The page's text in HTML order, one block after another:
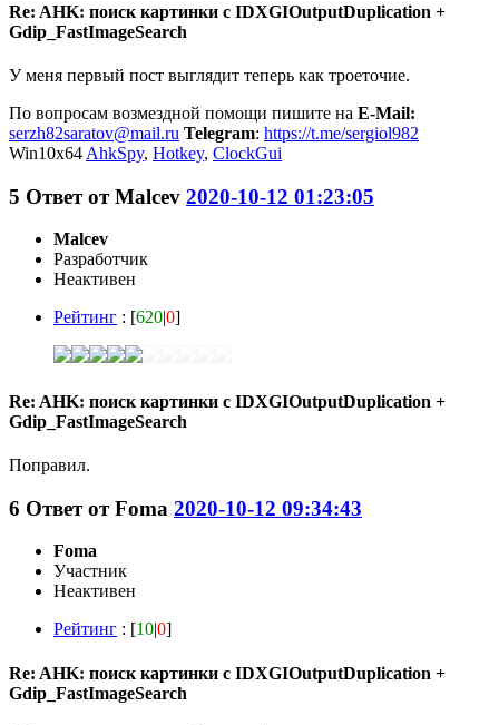
Re: AHK: поиск картинки с IDXGIOutputDuplication +
Gdip_FastImageSearch
У меня первый пост выглядит теперь как троеточие.
По вопросам возмездной помощи пишите на E-Mail:
serzh82saratov@mail.ru Telegram: https://t.me/sergiol982
Win10x64 AhkSpy, Hotkey, ClockGui
5 Ответ отMalcev 2020-10-12 01:23:05
Malcev
Разработчик
Неактивен
Рейтинг : [620|0]
Re: AHK: поиск картинки с IDXGIOutputDuplication +
Gdip_FastImageSearch
Поправил.
6 Ответ отFoma 2020-10-12 09:34:43
Foma
Участник
Неактивен
Рейтинг : [10|0]
Re: AHK: поиск картинки с IDXGIOutputDuplication +
Gdip_FastImageSearch